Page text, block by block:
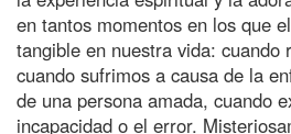
en tantos momentos en los que
tangible en nuestra vida: cuando
cuando sufrimos a causa de la
de una persona amada, cuando
incapacidad o el error.